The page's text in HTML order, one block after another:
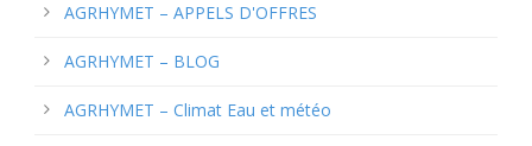
AGRHYMET – APPELS D'OFFRES
AGRHYMET – BLOG
AGRHYMET – Climat Eau et météo